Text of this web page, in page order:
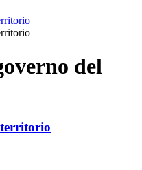
del